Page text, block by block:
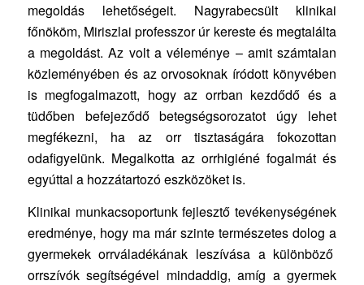
megoldás lehetőségeit. Nagyrabecsült klinikai
főnököm, Miriszlai professzor úr kereste és megtalálta
a megoldást. Az volt a véleménye – amit számtalan
közleményében és az orvosoknak íródott könyvében
is megfogalmazott, hogy az orrban kezdődő és a
tüdőben befejeződő betegségsorozatot úgy lehet
megfékezni, ha az orr tisztaságára fokozottan
odafigyelünk. Megalkotta az orrhigiéné fogalmát és
egyúttal a hozzátartozó eszközöket is.
Klinikai munkacsoportunk fejlesztő tevékenységének
eredménye, hogy ma már szinte természetes dolog a
gyermekek orrváladékának leszívása a különböző
orrszívók segítségével mindaddig, amíg a gyermek